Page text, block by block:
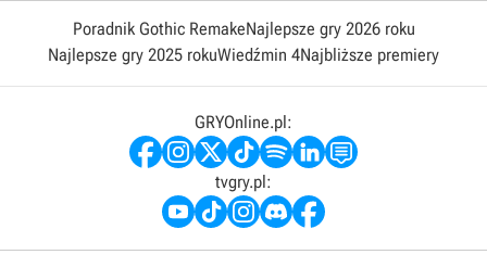
Poradnik Gothic RemakeNajlepsze gry 2026 roku
Najlepsze gry 2025 rokuWiedźmin 4Najbliższe premiery
GRYOnline.pl:
tvgry.pl: